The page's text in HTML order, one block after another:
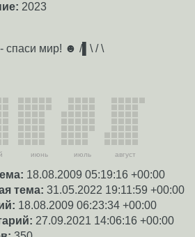
2023
спаси мир! ☻ /▌\ / \
июнь июль август
18.08.2009 05:19:16 +00:00
тема: 31.05.2022 19:11:59 +00:00
18.08.2009 06:23:34 +00:00
27.09.2021 14:06:16 +00:00